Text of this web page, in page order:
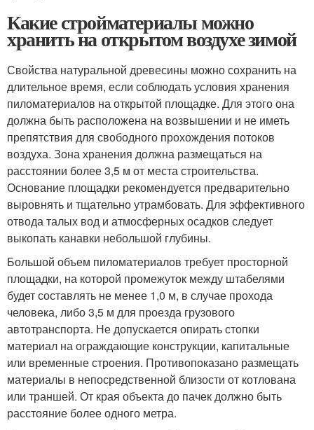
Какие стройматериалы можно
хранить на открытом воздухе зимой
Свойства натуральной древесины можно сохранить на
длительное время, если соблюдать условия хранения
пиломатериалов на открытой площадке. Для этого она
должна быть расположена на возвышении и не иметь
препятствия для свободного прохождения потоков
воздуха. Зона хранения должна размещаться на
расстоянии более 3,5 м от места строительства.
Основание площадки рекомендуется предварительно
выровнять и тщательно утрамбовать. Для эффективного
отвода талых вод и атмосферных осадков следует
выкопать канавки небольшой глубины.
Большой объем пиломатериалов требует просторной
площадки, на которой промежуток между штабелями
будет составлять не менее 1,0 м, в случае прохода
человека, либо 3,5 м для проезда грузового
автотранспорта. Не допускается опирать стопки
материал на ограждающие конструкции, капитальные
или временные строения. Противопоказано размещать
материалы в непосредственной близости от котлована
или траншей. От края объекта до пачек должно быть
расстояние более одного метра.